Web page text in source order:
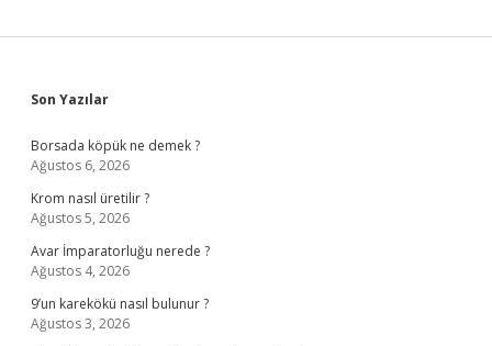
Sidebar
Son Yazılar
Borsada köpük ne demek ?
Ağustos 6, 2026
Krom nasıl üretilir ?
Ağustos 5, 2026
Avar İmparatorluğu nerede ?
Ağustos 4, 2026
9’un karekökü nasıl bulunur ?
Ağustos 3, 2026